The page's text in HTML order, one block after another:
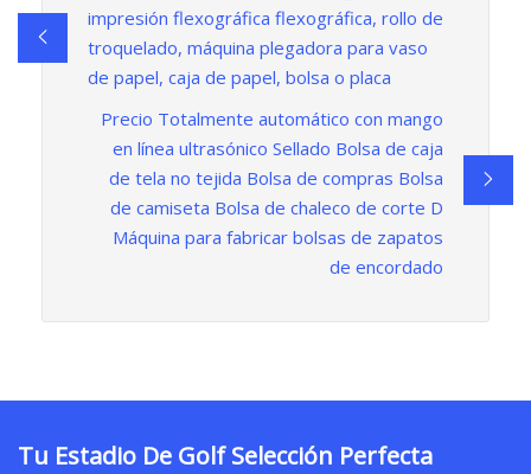
impresión flexográfica flexográfica, rollo de
troquelado, máquina plegadora para vaso
de papel, caja de papel, bolsa o placa
Precio Totalmente automático con mango
en línea ultrasónico Sellado Bolsa de caja
de tela no tejida Bolsa de compras Bolsa
de camiseta Bolsa de chaleco de corte D
Máquina para fabricar bolsas de zapatos
de encordado
Tu Estadio De Golf Selección Perfecta